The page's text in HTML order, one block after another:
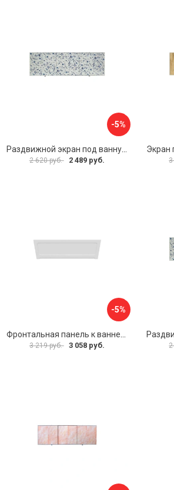
-5%
2 620 руб. 2 489 руб.
-5%
Фронтальная панель к ванне Мия Aquatek 00000089315
3 219 руб. 3 058 руб.